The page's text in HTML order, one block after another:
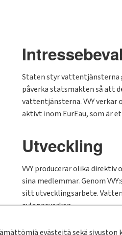
evästeitä sekä
Staten styr vattentjänsterna
påverka statsmakten så att
vattentjänsterna. VVY verkar
aktivt inom EurEau, som är
Utveckling
VVY producerar olika
sina medlemmar. Genom
sitt utvecklingsarbete.
avloppsverken.